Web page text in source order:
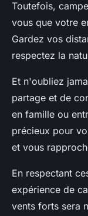
Toutefois,
vous que votre
Gardez vos
respectez la
Et n'oubliez
partage et de
en famille ou
précieux pour
et vous
En respectant
expérience de
vents forts sera